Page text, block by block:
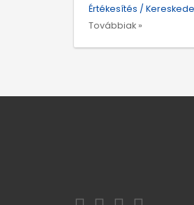
Értékesítés /
Továbbiak »